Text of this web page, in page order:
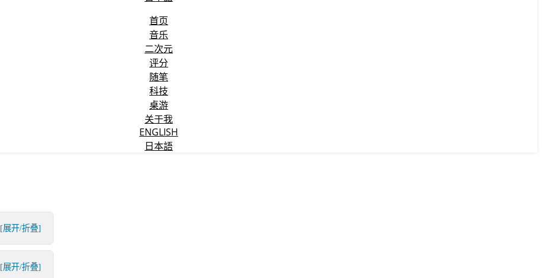
首页
音乐
二次元
评分
随笔
科技
桌游
关于我
ENGLISH
日本語
[展开/折叠]
[展开/折叠]